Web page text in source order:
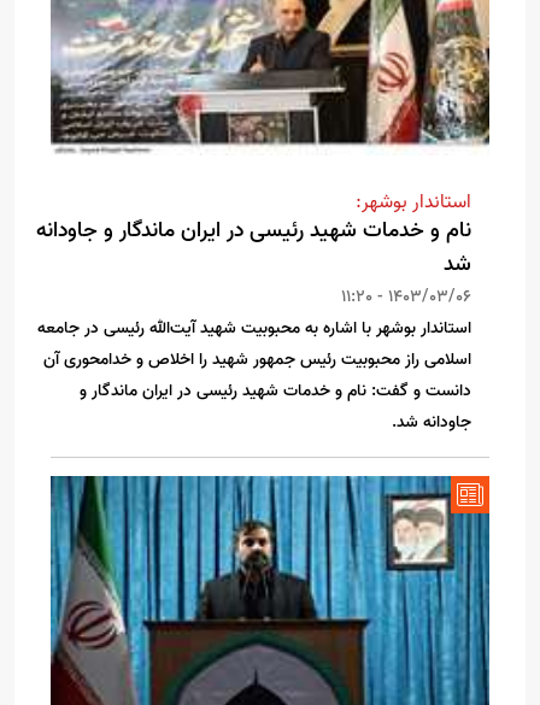
استاندار بوشهر:
نام و خدمات شهید رئیسی در ایران ماندگار و جاودانه
شد
1403/03/06 - 11:20
استاندار بوشهر با اشاره به محبوبیت شهید آیت‌الله رئیسی در جامعه
اسلامی راز محبوبیت رئیس جمهور شهید را اخلاص و خدامحوری آن
دانست و گفت: نام و خدمات شهید رئیسی در ایران ماندگار و
جاودانه شد.